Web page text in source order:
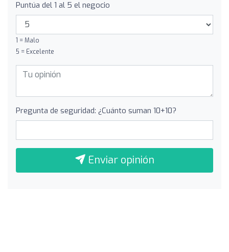
Puntúa del 1 al 5 el negocio
1 = Malo
5 = Excelente
Pregunta de seguridad: ¿Cuánto suman 10+10?
Enviar opinión